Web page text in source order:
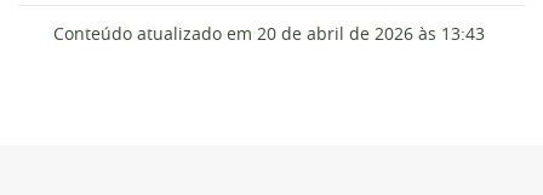
Conteúdo atualizado em 20 de abril de 2026 às 13:43